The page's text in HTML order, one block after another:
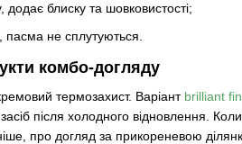
додає блиску та шовковистості;
пасма не сплутуються.
комбо-догляду
термозахист. Варіант brilliant
після холодного відновлення.
про догляд за прикореневою